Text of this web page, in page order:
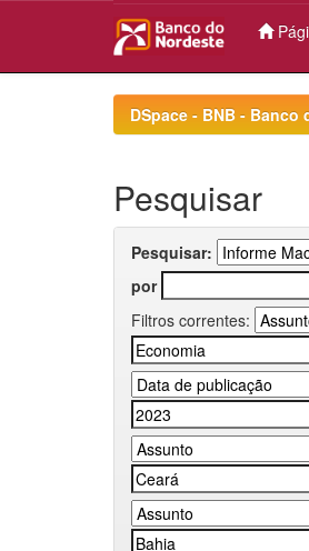
DSpace - BNB -
Pesquisar
Pesquisar:
por
Filtros correntes: